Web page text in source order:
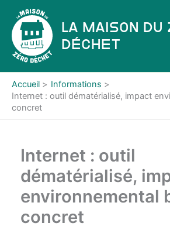
contenu
La Maison du
Déchet
Accueil
Informations
Internet : outil dématérialisé, impact
concret
Internet : outil
dématérialisé,
environnemental
concret